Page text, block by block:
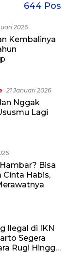
644 Pos
2026
Kembalinya
21 Januari 2026
Nggak
Lagi
Bisa
Cinta Habis,
Ilegal di IKN
Segera
Rugi Hingga